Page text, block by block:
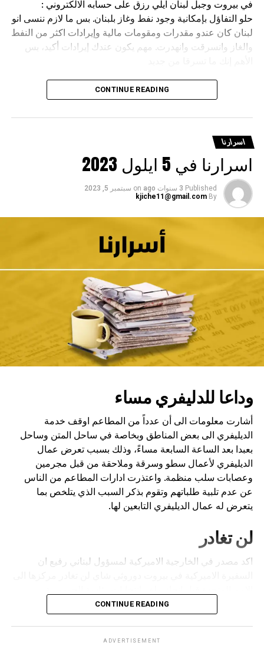
في بيروت وجبل لبنان ايلي رزق على حسابه الالكتروني :
‎حلو التفاؤل بإمكانية وجود نفط وغاز بلبنان. بس ما لازم ننسى انو
لبنان كان عندو مقدرات ومقومات مالية وإيرادات اكثر من النفط
والغاز وانسرقت وانهدرت. مهم يكون عندك إيرادات أكيد، بس
‎علم ان السلطات العراقية أوقفت في مطار بغداد لبنانية قيل انها
تعود السلطات وتطلق سراحها بعد تدخل جهات لبنانية نافذة
تبين ان عددا من المصارف اللبنانية ما تزال تقوم بصرف بعض
من موظفيها بحجة التقشف والاوضاع المصرفية الصعبة دون اي
تدخل من اتحاد نقابات موظفي المصارف .
ماذا يفعل اتحاد المصارف العربية ؟
لاحظت مصادر مصرفية عربية ان اتخاد المصارف العربية لا يوزع
اي خبر عن افتتاحه مؤتمراته اخرها في الرياض في المملكة
العربية السعودية حيث لم يصدر اي بيان عن المؤتمر رغم اهميته
من حيث الحضور او المكان الذي انعقد في الوقت الذي يعلن فيه
اكثر من مرة عن مكان وزمان المؤتمر قبل انعقاده
CONTINUE READING
اسرارنا
اسرارنا في 5 ايلول 2023
Published 3 سنوات ago on سبتمبر 5, 2023
By
kjiche11@gmail.com
وداعا للدليفري مساء
أشارت معلومات الى أن عدداً من المطاعم اوقف خدمة
الديليفري الى بعض المناطق وبخاصة في ساحل المتن وساحل
بعبدا بعد الساعة السابعة مساءً، وذلك بسبب تعرض عمال
الديليفري لأعمال سطو وسرقة وملاحقة من قبل مجرمين
وعصابات سلب منظمة. واعتذرت ادارات المطاعم من الناس
عن عدم تلبية طلباتهم وتقوم بذكر السبب الذي يتلخص بما
يتعرض له عمال الديليفري التابعين لها.
‎اكد مصدر في الخارجية الاميركية لمسؤول لبناني رفيع ان
CONTINUE READING
ADVERTISEMENT